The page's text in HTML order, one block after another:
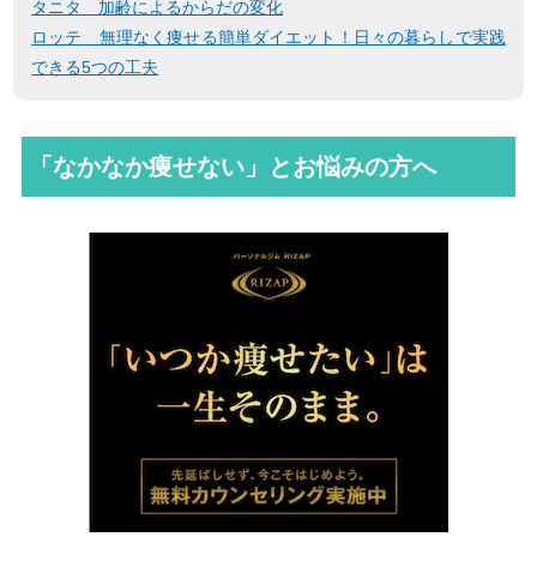
タニタ 加齢によるからだの変化
ロッテ 無理なく痩せる簡単ダイエット！日々の暮らしで実践
できる5つの工夫
「なかなか痩せない」とお悩みの方へ